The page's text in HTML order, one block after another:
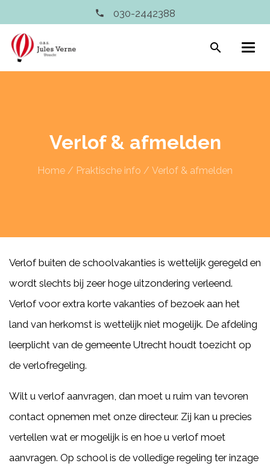
030-2442388
search
Verlof & afmelden
Home / Praktische info / Verlof & afmelden
Verlof buiten de schoolvakanties is wettelijk geregeld en
wordt slechts bij zeer hoge uitzondering verleend.
Verlof voor extra korte vakanties of bezoek aan het
land van herkomst is wettelijk niet mogelijk. De afdeling
leerplicht van de gemeente Utrecht houdt toezicht op
de verlofregeling.
Wilt u verlof aanvragen, dan moet u ruim van tevoren
contact opnemen met onze directeur. Zij kan u precies
vertellen wat er mogelijk is en hoe u verlof moet
aanvragen. Op school is de volledige regeling ter inzage